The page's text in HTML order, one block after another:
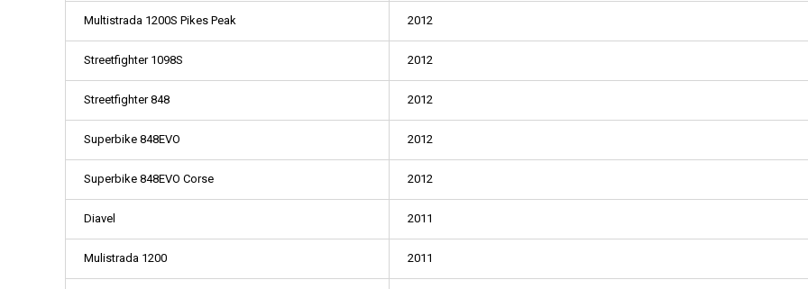
Multistrada 1200S Pikes Peak 2012
Streetfighter 1098S 2012
Streetfighter 848 2012
Superbike 848EVO 2012
Superbike 848EVO Corse 2012
Diavel 2011
Mulistrada 1200 2011